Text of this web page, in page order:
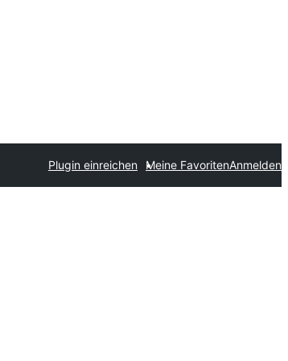
Plugin einreichen Meine FavoritenAnmelden